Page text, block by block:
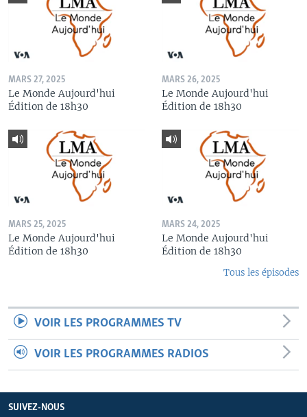
MARS 27, 2025
Le Monde Aujourd'hui
Édition de 18h30
MARS 26, 2025
Le Monde Aujourd'hui
Édition de 18h30
MARS 25, 2025
Le Monde Aujourd'hui
Édition de 18h30
MARS 24, 2025
Le Monde Aujourd'hui
Édition de 18h30
Tous les épisodes
VOIR LES PROGRAMMES TV
VOIR LES PROGRAMMES RADIOS
SUIVEZ-NOUS